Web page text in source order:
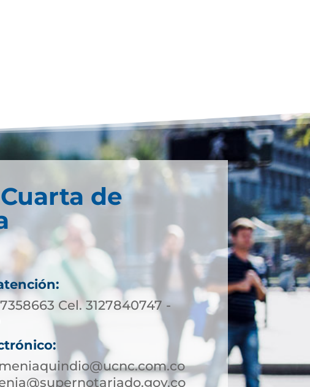
de
Cel. 3127840747 -